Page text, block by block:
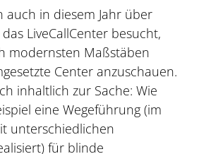
auch in diesem Jahr über
LiveCallCenter besucht,
modernsten Maßstäben
Center anzuschauen.
inhaltlich zur Sache: Wie
eine Wegeführung (im
unterschiedlichen
für blinde